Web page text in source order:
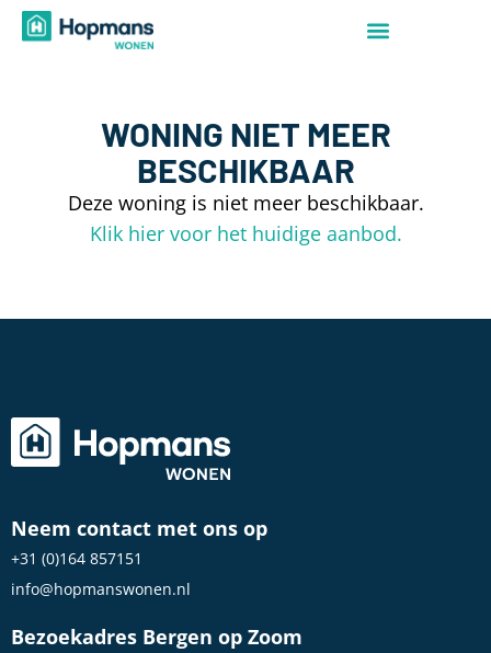
WONING NIET MEER
BESCHIKBAAR
Deze woning is niet meer beschikbaar.
Klik hier voor het huidige aanbod.
Neem contact met ons op
+31 (0)164 857151
info@hopmanswonen.nl
Bezoekadres Bergen op Zoom